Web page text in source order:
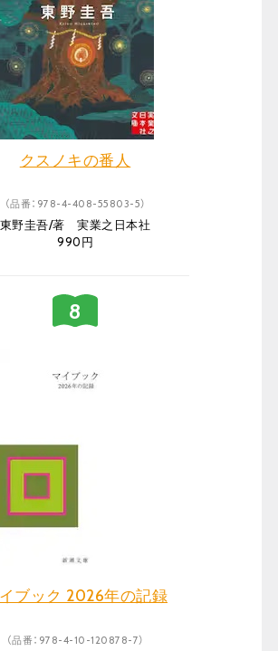
クスノキの番人
（品番：978-4-408-55803-5）
東野圭吾/著 実業之日本社
990円
ブック 2026年の記録
（品番：978-4-10-120878-7）